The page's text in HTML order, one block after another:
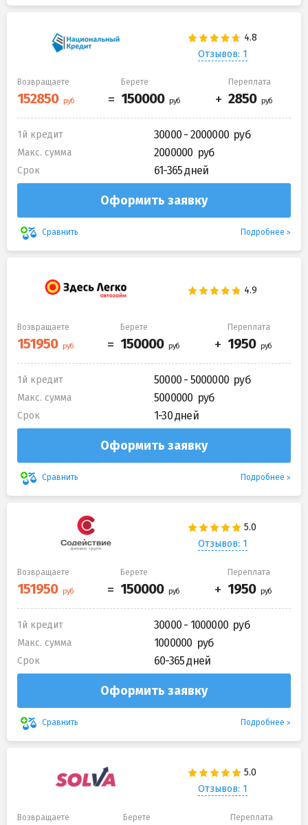
Отзывов: 1
Возвращаете Берете Переплата
1й кредит 30000 - 2000000
Макс. сумма 2000000
Срок 61-365 дней
Оформить заявку
Сравнить Подробнее
Возвращаете Берете Переплата
1й кредит 50000 - 5000000
Макс. сумма 5000000
Срок 1-30 дней
Оформить заявку
Сравнить Подробнее
Отзывов: 1
Возвращаете Берете Переплата
1й кредит 30000 - 1000000
Макс. сумма 1000000
Срок 60-365 дней
Оформить заявку
Сравнить Подробнее
Отзывов: 1
Возвращаете Берете Переплата